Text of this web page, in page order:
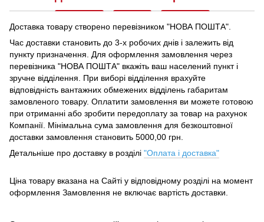
Доставка товару створено перевізником "НОВА ПОШТА".
Час доставки становить до 3-х робочих днів і залежить від
пункту призначення. Для оформлення замовлення через
перевізника "НОВА ПОШТА" вкажіть ваш населений пункт і
зручне відділення.
При виборі відділення врахуйте
відповідність вантажних обмежених відділень габаритам
замовленого товару. Оплатити замовлення ви можете готовою
при отриманні або зробити передоплату за товар на рахунок
Компанії. Мінімальна сума замовлення для безкоштовної
доставки замовлення становить 5000,00 грн.
Детальніше про доставку в розділі "Оплата і доставка"
Ціна товару вказана на Сайті у відповідному розділі на момент
оформлення Замовлення не включає вартість доставки.